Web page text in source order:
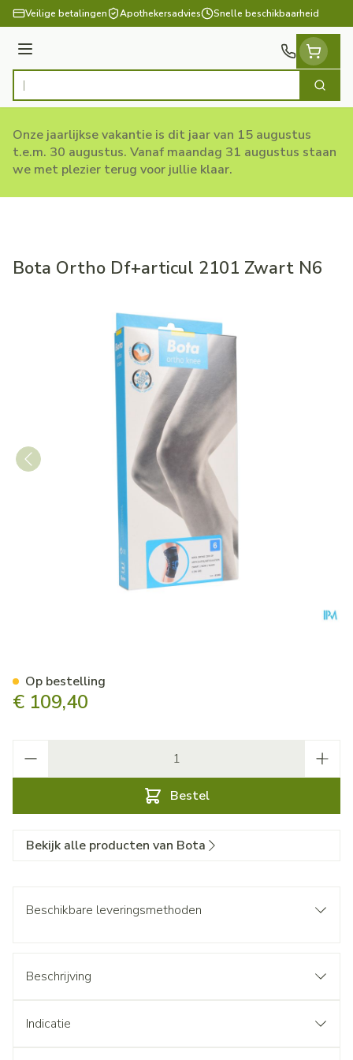
Ga naar de inhoud
Veilige betalingen Apothekersadvies Snelle beschikbaarheid
Menu
Product, merk, categorie... Zoek
Onze jaarlijkse vakantie is dit jaar van 15 augustus
t.e.m. 30 augustus. Vanaf maandag 31 augustus staan
we met plezier terug voor jullie klaar.
Bota Ortho Df+articul 2101 Zwart N6
€ 109,40
Bestel
Op bestelling
Bekijk alle producten van Bota
Beschikbare leveringsmethoden
Beschrijving
Indicatie